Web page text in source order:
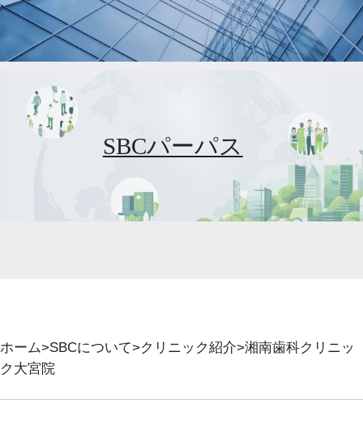
SBCパーパス
ホーム SBCについて クリニック紹介 湘南歯科クリニッ
ク大宮院